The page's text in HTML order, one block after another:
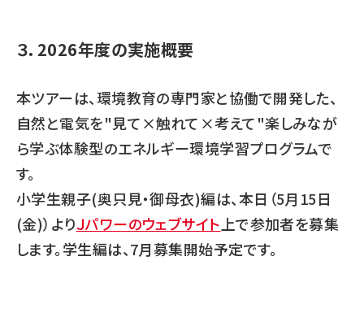
３．2026年度の実施概要
本ツアーは、環境教育の専門家と協働で開発した、
自然と電気を"見て×触れて×考えて"楽しみなが
ら学ぶ体験型のエネルギー環境学習プログラムで
す。
小学生親子(奥只見・御母衣)編は、本日（5月15日
(金)）よりＪパワーのウェブサイト 上で参加者を募集
します。学生編は、7月募集開始予定です。